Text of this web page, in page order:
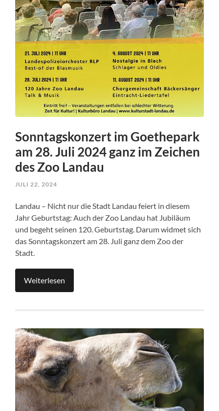
Sonntagskonzert im Goethepark
am 28. Juli 2024 ganz im Zeichen
des Zoo Landau
JULI 22, 2024
Landau – Nicht nur die Stadt Landau feiert in diesem
Jahr Geburtstag: Auch der Zoo Landau hat Jubiläum
und begeht seinen 120. Geburtstag. Darum widmet sich
das Sonntagskonzert am 28. Juli ganz dem Zoo der
Stadt.
Weiterlesen